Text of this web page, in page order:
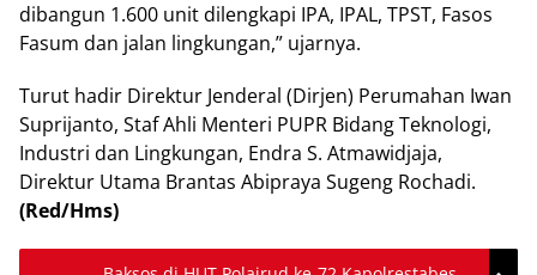
dibangun 1.600 unit dilengkapi IPA, IPAL, TPST, Fasos
Fasum dan jalan lingkungan,” ujarnya.
Turut hadir Direktur Jenderal (Dirjen) Perumahan Iwan
Suprijanto, Staf Ahli Menteri PUPR Bidang Teknologi,
Industri dan Lingkungan, Endra S. Atmawidjaja,
Direktur Utama Brantas Abipraya Sugeng Rochadi.
(Red/Hms)